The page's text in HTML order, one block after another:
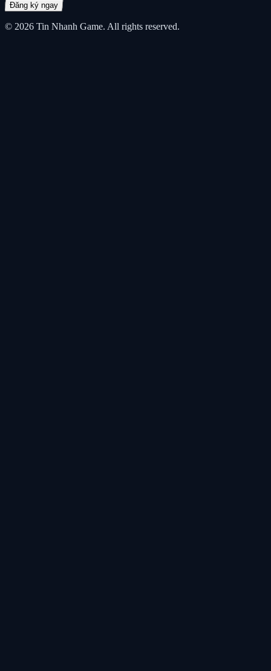
Đăng ký ngay
© 2026 Tin Nhanh Game. All rights reserved.